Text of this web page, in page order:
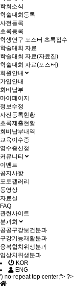
학회소식
학술대회등록
사전등록
초록등록
학생연구 포스터 초록접수
학술대회 자료
학술대회 자료(자료집)
학술대회 자료(포스터)
회원안내
가입안내
회비납부
마이페이지
정보수정
사전등록현황
초록제출현황
회비납부내역
교육이수증
영수증신청
커뮤니티
이벤트
공지사항
포토갤러리
동영상
자료실
FAQ
관련사이트
분과회
공공구강보건분과
구강기능재활분과
융복합치위생분과
임상치위생분과
KOR
ENG
') no-repeat top center;"> ?>